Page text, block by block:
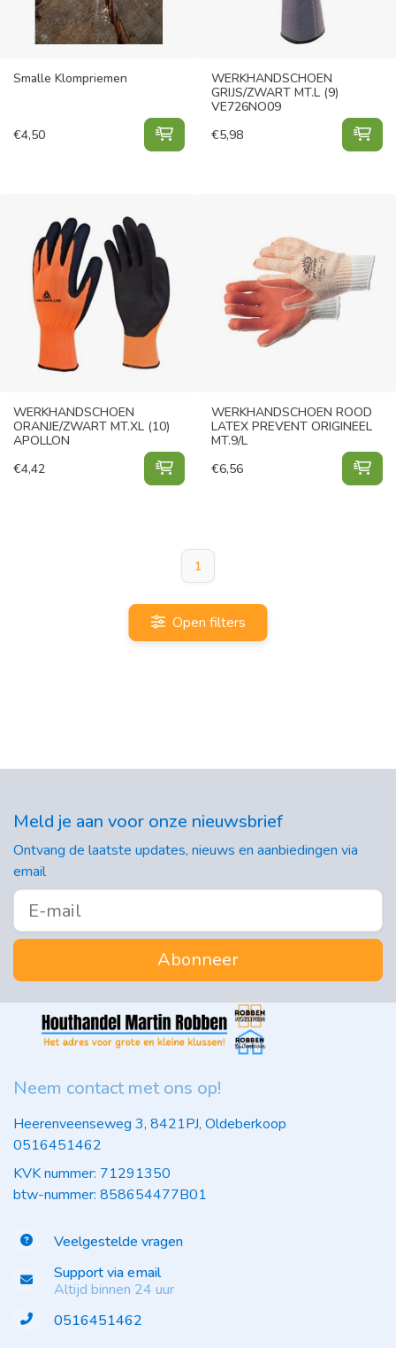
Smalle Klompriemen
€4,50 Smalle Klompriemen toevoegen
WERKHANDSCHOEN
GRIJS/ZWART MT.L (9)
VE726NO09
€5,98
WERKHANDSCHOEN
ORANJE/ZWART MT.XL (10)
APOLLON
€4,42 WERKHANDSCHOEN ORANJE/
WERKHANDSCHOEN ROOD
LATEX PREVENT ORIGINEEL
MT.9/L
€6,56
1
Open filters
Meld je aan voor onze nieuwsbrief
Ontvang de laatste updates, nieuws en aanbiedingen via
email
Abonneer
Neem contact met ons op!
Heerenveenseweg 3, 8421PJ, Oldeberkoop
0516451462
KVK nummer: 71291350
btw-nummer: 858654477B01
Veelgestelde vragen
Support via email
Altijd binnen 24 uur
0516451462